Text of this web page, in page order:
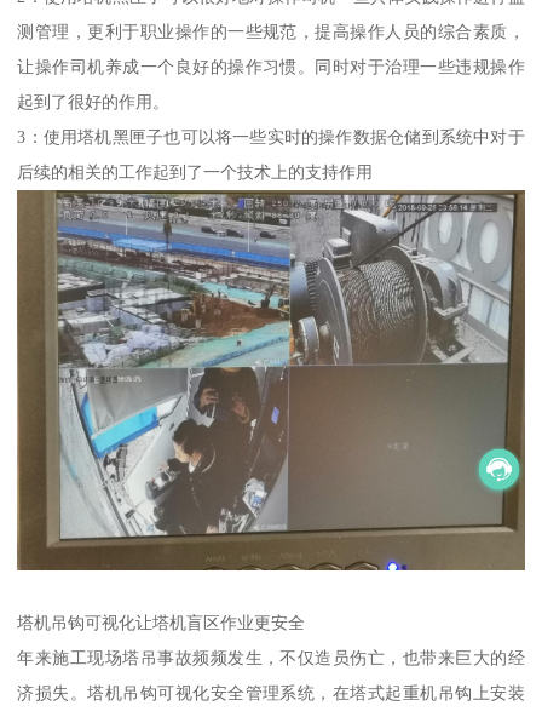
测管理，更利于职业操作的一些规范，提高操作人员的综合素质，
让操作司机养成一个良好的操作习惯。同时对于治理一些违规操作
起到了很好的作用。
3：使用塔机黑匣子也可以将一些实时的操作数据仓储到系统中对于
后续的相关的工作起到了一个技术上的支持作用
塔机吊钩可视化让塔机盲区作业更安全
年来施工现场塔吊事故频频发生，不仅造员伤亡，也带来巨大的经
济损失。塔机吊钩可视化安全管理系统，在塔式起重机吊钩上安装